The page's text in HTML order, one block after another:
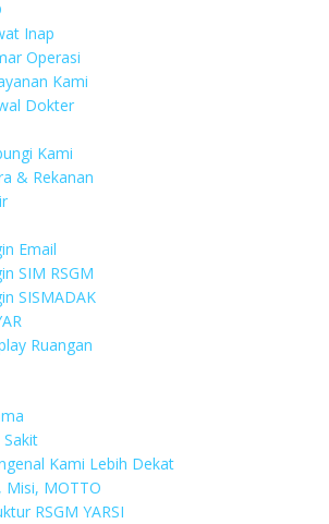
Inap
Operasi
Kami
Dokter
Kami
& Rekanan
Email
SIM RSGM
SISMADAK
Ruangan
Kami Lebih Dekat
Misi, MOTTO
RSGM YARSI